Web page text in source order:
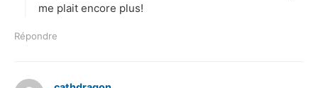
:
me plait encore plus!
Répondre